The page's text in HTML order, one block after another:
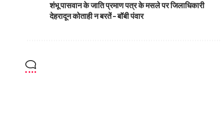
शंभू पासवान के जाति प्रमाण पत्र के मसले पर जिलाधिकारी
देहरादून कोताही न बरतें – बॉबी पंवार